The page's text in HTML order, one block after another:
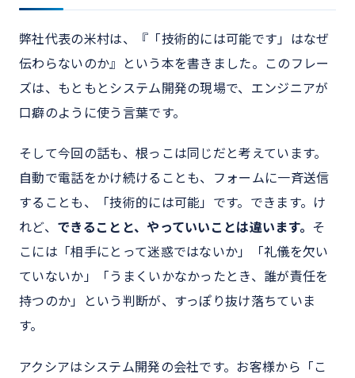
弊社代表の米村は、『「技術的には可能です」はなぜ
伝わらないのか』という本を書きました。このフレー
ズは、もともとシステム開発の現場で、エンジニアが
口癖のように使う言葉です。
そして今回の話も、根っこは同じだと考えています。
自動で電話をかけ続けることも、フォームに一斉送信
することも、「技術的には可能」です。できます。け
れど、 できることと、やっていいことは違います。 そ
こには「相手にとって迷惑ではないか」「礼儀を欠い
ていないか」「うまくいかなかったとき、誰が責任を
持つのか」という判断が、すっぽり抜け落ちていま
す。
アクシアはシステム開発の会社です。お客様から「こ